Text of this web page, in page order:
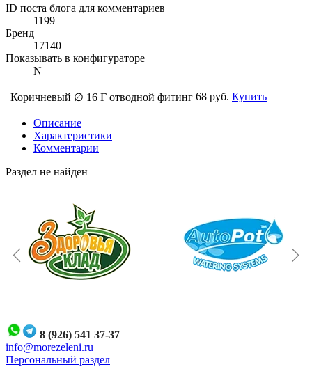
ID поста блога для комментариев
1199
Бренд
17140
Показывать в конфигураторе
N
Коричневый ∅ 16 Г отводной фитинг 68 руб. Купить
Описание
Характеристики
Комментарии
Раздел не найден
8 (926) 541 37-37
info@morezeleni.ru
Персональный раздел